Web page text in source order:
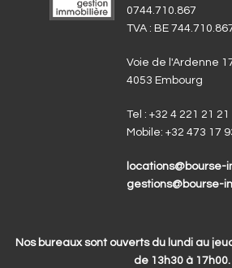
0744.710.867
TVA : BE
Voie de l'Ardenne
4053 Embourg
Tel : +32 4 221 21 21
Mobile: +32 473 17
locations@bourse-
gestions@bourse-
Nos bureaux sont ouverts du lundi au
de 13h30 à 17h00.